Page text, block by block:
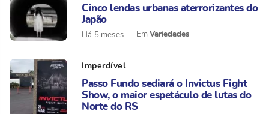
Cinco lendas urbanas aterrorizantes do
Japão
Há 5 meses Variedades
Imperdível
Passo Fundo sediará o Invictus Fight
Show, o maior espetáculo de lutas do
Norte do RS